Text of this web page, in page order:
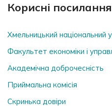
Корисні посилання
Хмельницький національний
Факультет економіки і
Академічна доброчесність
Приймальна комісія
Скринька довiри